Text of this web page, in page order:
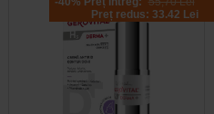
Preț redus: 33.42 Lei